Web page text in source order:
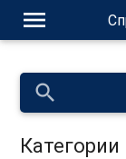
menu
search
Категории